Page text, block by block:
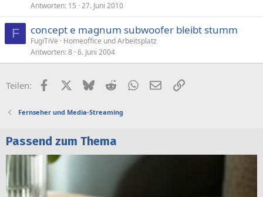
Antworten 15 27. Juni 2010
F concept e magnum subwoofer bleibt stumm
FugiTiVe
Homeoffice und Arbeitsplatz
Antworten 8 6. Juni 2004
Teilen: FacebookX (Twitter)
BlueskyRedditWhatsApp
E-MailLink
Fernseher und Media-Streaming
Passend zum Thema